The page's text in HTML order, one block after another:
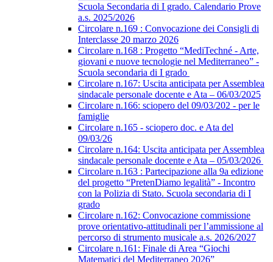
Scuola Secondaria di I grado. Calendario Prove
a.s. 2025/2026
Circolare n.169 : Convocazione dei Consigli di
Interclasse 20 marzo 2026
Circolare n.168 : Progetto “MediTechné - Arte,
giovani e nuove tecnologie nel Mediterraneo” -
Scuola secondaria di I grado
Circolare n.167: Uscita anticipata per Assemblea
sindacale personale docente e Ata – 06/03/2025
Circolare n.166: sciopero del 09/03/202 - per le
famiglie
Circolare n.165 - sciopero doc. e Ata del
09/03/26
Circolare n.164: Uscita anticipata per Assemblea
sindacale personale docente e Ata – 05/03/2026
Circolare n.163 : Partecipazione alla 9a edizione
del progetto “PretenDiamo legalità” - Incontro
con la Polizia di Stato. Scuola secondaria di I
grado
Circolare n.162: Convocazione commissione
prove orientativo-attitudinali per l’ammissione al
percorso di strumento musicale a.s. 2026/2027
Circolare n.161: Finale di Area “Giochi
Matematici del Mediterraneo 2026”